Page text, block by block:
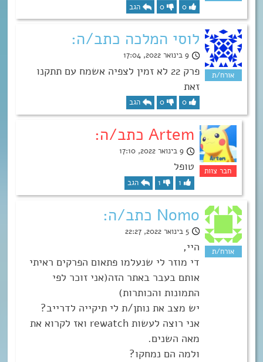
0
0 הגב
לוסי המלכה כתב/ה:
9 בינואר 2022, 17:04
פרק 22 לא זמין לצפיה אשמח עם תתקנו
זאת
0
0 הגב
Artem כתב/ה:
9 בינואר 2022, 17:10
טופל
1
1 הגב
Nomo כתב/ה:
5 בינואר 2022, 22:27
היי,
די מוזר לי שנעלמו פתאום הפרקים ראיתי
אותם בעבר באתר הזה(אני זוכר לפי
התמונות והכותרות)
יש מצב את נותן/ת לי תיקייה לדרייב?
אני רוצה לעשות rewatch ואז לקרוא את
מאה השנים.
ולמה הם נמחקו?